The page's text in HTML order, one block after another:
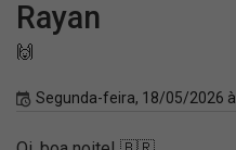
Rayan
🙌
Segunda-feira, 18/05/2026